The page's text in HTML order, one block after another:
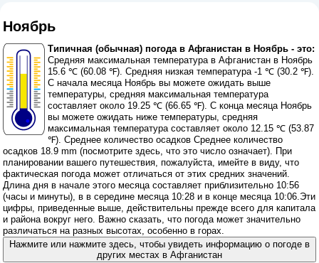
Ноябрь
Типичная (обычная) погода в Афганистан в Ноябрь - это:
Средняя максимальная температура в Афганистан в Ноябрь
15.6 ℃ (60.08 ℉). Средняя низкая температура -1 ℃ (30.2 ℉).
С начала месяца Ноябрь вы можете ожидать выше
температуры, средняя максимальная температура
составляет около 19.25 ℃ (66.65 ℉). С конца месяца Ноябрь
вы можете ожидать ниже температуры, средняя
максимальная температура составляет около 12.15 ℃ (53.87
℉). Среднее количество осадков Среднее количество
осадков 18.9 mm (посмотрите здесь, что это число означает). При
планировании вашего путешествия, пожалуйста, имейте в виду, что
фактическая погода может отличаться от этих средних значений.
Длина дня в начале этого месяца составляет приблизительно 10:56
(часы и минуты), в в середине месяца 10:28 и в конце месяца 10:06.Эти
цифры, приведенные выше, действительны прежде всего для капитала
и района вокруг него. Важно сказать, что погода может значительно
различаться на разных высотах, особенно в горах.
Нажмите или нажмите здесь, чтобы увидеть информацию о погоде в
других местах в Афганистан